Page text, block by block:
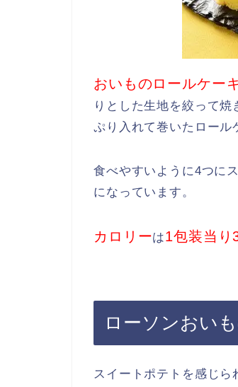
おいものロールケー
りとした生地を絞って
ぷり入れて巻いたロール
食べやすいように4つに
になっています。
カロリーは1包装当り
ローソンおい
スイートポテトを感じ